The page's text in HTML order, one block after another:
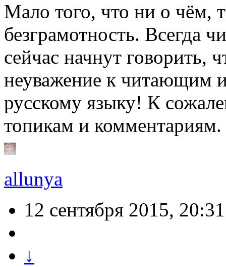
Мало того, что ни о чём,
безграмотность. Всегда
сейчас начнут говорить,
неуважение к читающим
русскому языку! К
топикам и
allunya
12 сентября 2015, 20:31
↓